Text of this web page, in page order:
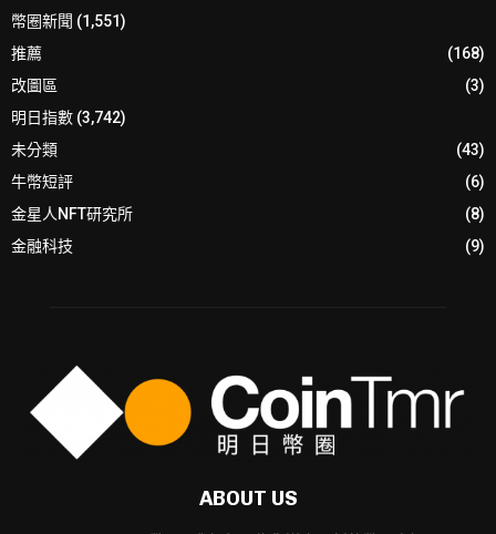
幣圈新聞 (1,551)
推薦
(168)
改圖區
(3)
明日指數 (3,742)
未分類
(43)
牛幣短評
(6)
金星人NFT研究所
(8)
金融科技
(9)
ABOUT US